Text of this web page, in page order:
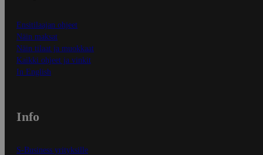
Ensitilaajan ohjeet
Näin maksat
Näin tilaat ja muokkaat
Kaikki ohjeet ja vinkit
In English
Info
S-Business yrityksille